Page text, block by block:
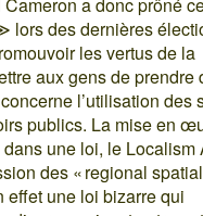
lors des dernières
les vertus de la
aux gens de prendre
l’utilisation des
publics. La mise en
une loi, le Localism
des « regional spatial
effet une loi bizarre qui